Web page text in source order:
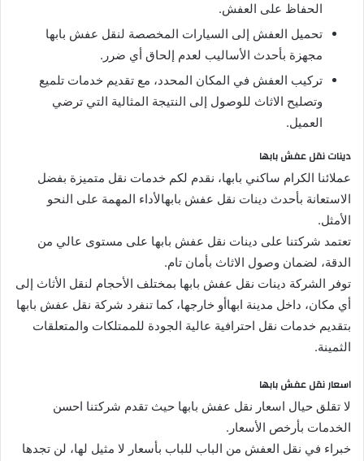
الحفاظ على العفش.
تحميل العفش إلى السيارات المخصصة لنقل عفش بابها
مجهزة بأحدث الأساليب لعدم إلحاق أي ضرر.
تركيب العفش في المكان المحدد، مع تقديم خدمات تلميع
وتصليح الاثاث للوصول إلى النتيجة المثالية التي ترضي
العميل.
دينات نقل عفش بابها
عملائنا الكرام ساكني بابها، نقدم لكم خدمات نقل متميزة بفضل
الاستعانة بأحدث دينات نقل عفش بابهالأداء المهمة على النحو
الأمثل.
تعتمد شركتنا على دينات نقل عفش بابها على مستوى عالي من
الدقة، لضمان وصول الاثاث بأمان تام.
توفر الشركة دينات نقل عفش بابها بمختلف الأحجام لنقل الأثاث إلى
أي مكان، داخل مدينة ابهاأو خارجها، كما تنفرد شركة نقل عفش بابها
بتقديم خدمات نقل احترافية عالية الجودة للممتلكات والمتعلقات
الثمينة.
اسعار نقل عفش بابها
لا تقلق حيال اسعار نقل عفش بابها حيث تقدم شركتنا احسن
الخدمات بأرخص الأسعار.
خبراء في نقل العفش من الباب للباب بأسعار لا مثيل لها، لن تجدها